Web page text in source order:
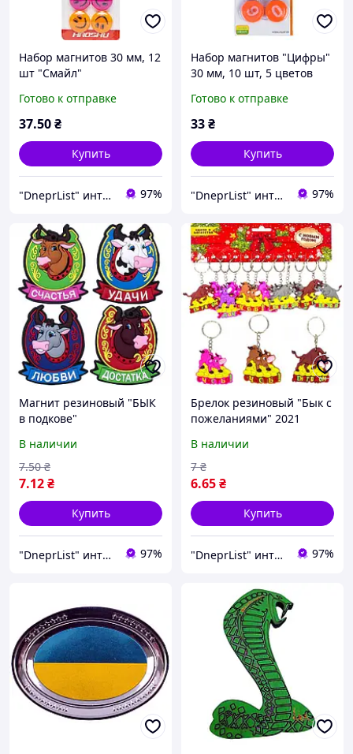
Набор магнитов 30 мм, 12
шт "Смайл"
Готово к отправке
37.50₴
Купить
"DneprList" интернет магазин 97%
Набор магнитов "Цифры"
30 мм, 10 шт, 5 цветов
Готово к отправке
33₴
Купить
"DneprList" интернет магазин 97%
Магнит резиновый "БЫК
в подкове"
В наличии
7.12₴
7.50 ₴
Купить
"DneprList" интернет магазин 97%
Брелок резиновый "Бык с
пожеланиями" 2021
В наличии
6.65₴
7 ₴
Купить
"DneprList" интернет магазин 97%